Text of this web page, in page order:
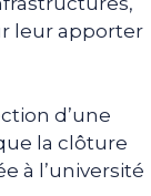
leur apporter
d’une
la clôture
à l’université